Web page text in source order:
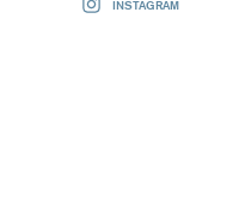
INSTAGRAM